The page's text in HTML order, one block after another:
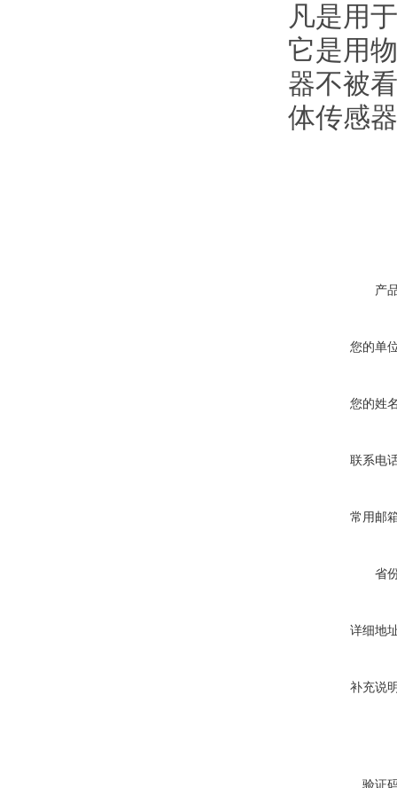
凡是用
它是用
器不被
体传感
产
您的单
您的姓
联系电
常用邮
省
详细地
补充说
验证